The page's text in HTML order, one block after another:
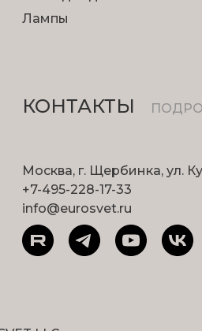
Лампы
КОНТАКТЫ
Москва, г. Щербинка, ул.
+7-495-228-17-33
info@eurosvet.ru